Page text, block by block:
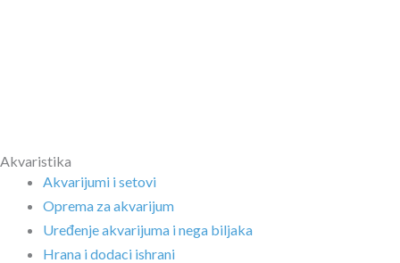
Akvaristika
Akvarijumi i setovi
Oprema za akvarijum
Uređenje akvarijuma i nega biljaka
Hrana i dodaci ishrani